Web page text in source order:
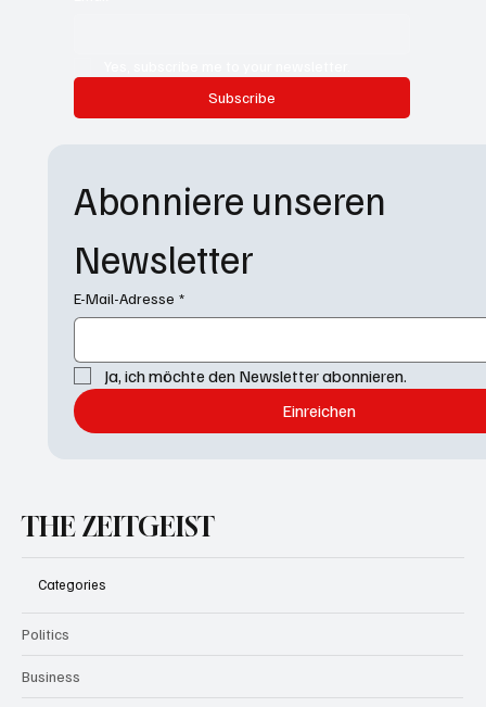
Subscribe
Abonniere unseren
Newsletter
E-Mail-Adresse *
Ja, ich möchte den Newsletter abonnieren.
Einreichen
THE ZEITGEIST
Categories
Politics
Business